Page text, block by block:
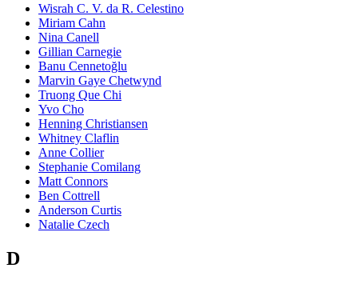
Wisrah C. V. da R. Celestino
Miriam Cahn
Nina Canell
Gillian Carnegie
Banu Cennetoğlu
Marvin Gaye Chetwynd
Truong Que Chi
Yvo Cho
Henning Christiansen
Whitney Claflin
Anne Collier
Stephanie Comilang
Matt Connors
Ben Cottrell
Anderson Curtis
Natalie Czech
D